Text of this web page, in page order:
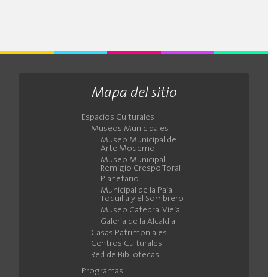
Mapa del sitio
Espacios Culturales
Museos Municipales
Museo Municipal de
Arte Moderno
Museo Municipal
Remigio Crespo Toral
Planetario
Municipal de la Paja
Toquilla y el Sombrero
Museo Catedral Vieja
Galería de la Alcaldía
Casas Patrimoniales
Centros Culturales
Red de Bibliotecas
Programas